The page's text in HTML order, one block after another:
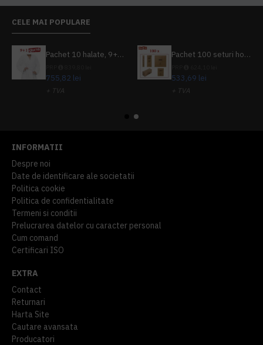
CELE MAI POPULARE
Pachet 10 halate, 9+1 gratuit
755,82 lei
+ TVA
Pachet 100 seturi hoteliere, set dentar, set barbierit, casca de dus, pila unghii, set cusut
533,69 lei
+ TVA
INFORMATII
Despre noi
Date de identificare ale societatii
Politica cookie
Politica de confidentialitate
Termeni si conditii
Prelucrarea datelor cu caracter personal
Cum comand
Certificari ISO
EXTRA
Contact
Returnari
Harta Site
Cautare avansata
Producatori